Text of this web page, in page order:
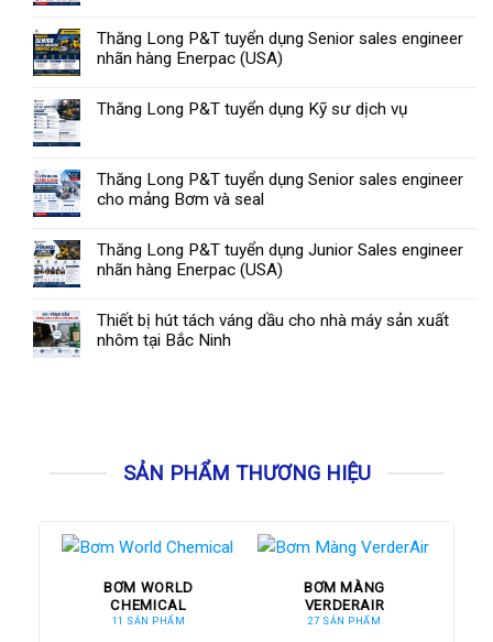
SẢN PHẨM THƯƠNG HIỆU
BƠM WORLD
CHEMICAL
11 SẢN PHẨM
BƠM MÀNG
VERDERAIR
27 SẢN PHẨM
Thăng Long P&T tuyển dụng Senior sales engineer
nhãn hàng Enerpac (USA)
Thăng Long P&T tuyển dụng Kỹ sư dịch vụ
Thăng Long P&T tuyển dụng Senior sales engineer
cho mảng Bơm và seal
Thăng Long P&T tuyển dụng Junior Sales engineer
nhãn hàng Enerpac (USA)
Thiết bị hút tách váng dầu cho nhà máy sản xuất
nhôm tại Bắc Ninh